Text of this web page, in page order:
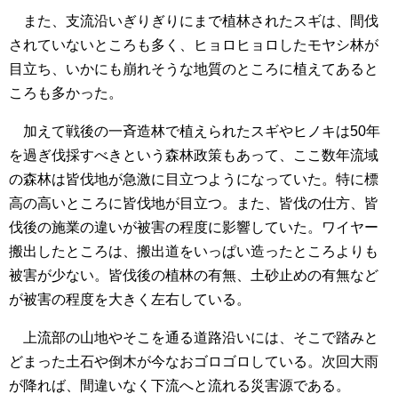
また、支流沿いぎりぎりにまで植林されたスギは、間伐
されていないところも多く、ヒョロヒョロしたモヤシ林が
目立ち、いかにも崩れそうな地質のところに植えてあると
ころも多かった。
加えて戦後の一斉造林で植えられたスギやヒノキは50年
を過ぎ伐採すべきという森林政策もあって、ここ数年流域
の森林は皆伐地が急激に目立つようになっていた。特に標
高の高いところに皆伐地が目立つ。また、皆伐の仕方、皆
伐後の施業の違いが被害の程度に影響していた。ワイヤー
搬出したところは、搬出道をいっぱい造ったところよりも
被害が少ない。皆伐後の植林の有無、土砂止めの有無など
が被害の程度を大きく左右している。
上流部の山地やそこを通る道路沿いには、そこで踏みと
どまった土石や倒木が今なおゴロゴロしている。次回大雨
が降れば、間違いなく下流へと流れる災害源である。